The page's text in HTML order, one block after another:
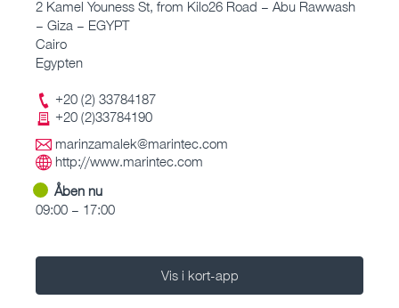
2 Kamel Youness St, from Kilo26 Road – Abu Rawwash
– Giza – EGYPT
Cairo
Egypten
+20 (2) 33784187
+20 (2)33784190
marinzamalek@marintec.com
http://www.marintec.com
Åben nu
09:00 – 17:00
Vis i kort-app